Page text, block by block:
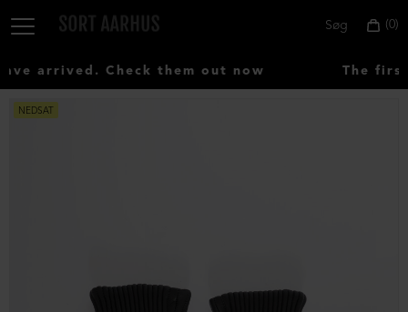
0
Søg
arrived. Check them out now The first
NEDSAT